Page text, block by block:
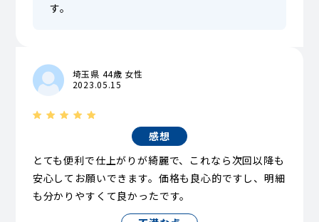
す。
埼玉県 44歳 女性
2023.05.15
感想
とても便利で仕上がりが綺麗で、これなら次回以降も
安心してお願いできます。価格も良心的ですし、明細
も分かりやすくて良かったです。